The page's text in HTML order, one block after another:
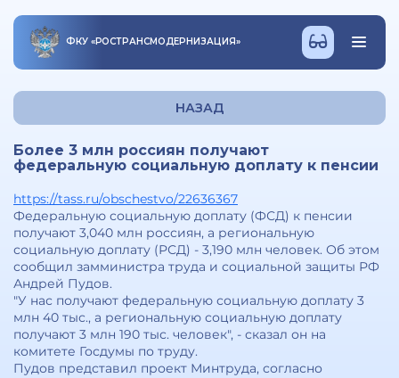
ФКУ «РОСТРАНСМОДЕРНИЗАЦИЯ»
НАЗАД
Более 3 млн россиян получают
федеральную социальную доплату к пенсии
https://tass.ru/obschestvo/22636367
Федеральную социальную доплату (ФСД) к пенсии
получают 3,040 млн россиян, а региональную
социальную доплату (РСД) - 3,190 млн человек. Об этом
сообщил замминистра труда и социальной защиты РФ
Андрей Пудов.
"У нас получают федеральную социальную доплату 3
млн 40 тыс., а региональную социальную доплату
получают 3 млн 190 тыс. человек", - сказал он на
комитете Госдумы по труду.
Пудов представил проект Минтруда, согласно